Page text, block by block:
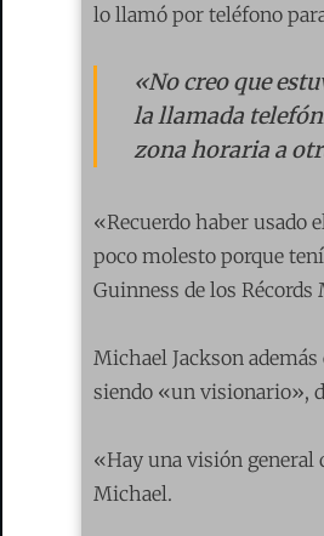
lo llamó por teléfono
«No creo que
la llamada
zona horaria a
«Recuerdo haber usado
poco molesto porque
Guinness de los
Michael Jackson
siendo «un visionario»,
«Hay una visión general
Michael.